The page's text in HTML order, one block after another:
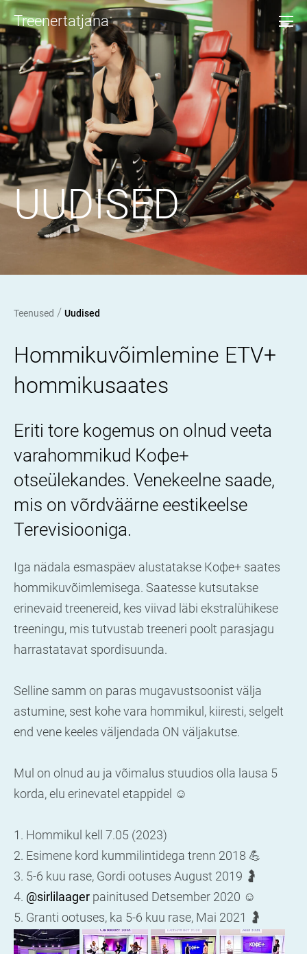
Treenertatjana
UUDISED
Teenused / Uudised
Hommikuvõimlemine ETV+
hommikusaates
Eriti tore kogemus on olnud veeta
varahommikud Кофе+
otseülekandes. Venekeelne saade,
mis on võrdväärne eestikeelse
Terevisiooniga.
Iga nädala esmaspäev alustatakse Кофе+ saates
hommikuvõimlemisega. Saatesse kutsutakse
erinevaid treenereid, kes viivad läbi ekstralühikese
treeningu, mis tutvustab treeneri poolt parasjagu
harrastatavat spordisuunda.
Selline samm on paras mugavustsoonist välja
astumine, sest kohe vara hommikul, kiiresti, selgelt
end vene keeles väljendada ON väljakutse.
Mul on olnud au ja võimalus stuudios olla lausa 5
korda, elu erinevatel etappidel ☺️
1. Hommikul kell 7.05 (2023)
2. Esimene kord kummilintidega trenn 2018 💪
3. 5-6 kuu rase, Gordi ootuses August 2019 🤰
4. @sirlilaager painitused Detsember 2020 ☺️
5. Granti ootuses, ka 5-6 kuu rase, Mai 2021 🤰